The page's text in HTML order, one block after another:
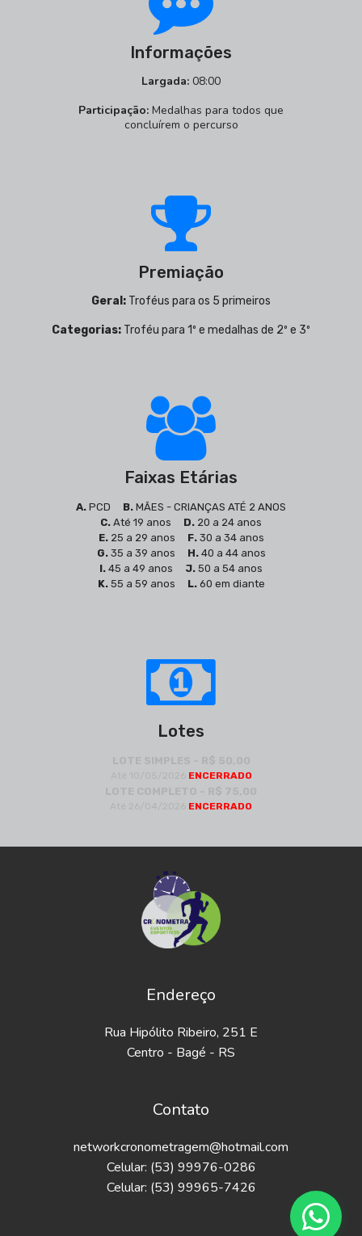
Informações
Largada: 08:00
Participação: Medalhas para todos que
concluírem o percurso
Premiação
Geral: Troféus para os 5 primeiros
Categorias: Troféu para 1º e medalhas de 2º e 3º
Faixas Etárias
A. PCD B. MÃES - CRIANÇAS ATÉ 2 ANOS
C. Até 19 anos D. 20 a 24 anos
E.25 a 29 anos F.30 a 34 anos
G.35 a 39 anos H.40 a 44 anos
I. 45 a 49 anos J. 50 a 54 anos
K.55 a 59 anos L.60 em diante
Lotes
ENCERRADO
ENCERRADO
Endereço
Rua Hipólito Ribeiro, 251 E
Centro - Bagé - RS
Contato
networkcronometragem@hotmail.com
Celular: (53) 99976-0286
Celular: (53) 99965-7426